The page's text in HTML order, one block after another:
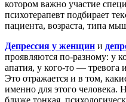
котором важно участие
психотерапевт подбирает
пациента, возраста, типа
Депрессия у женщин и
проявляются по-разному: у
апатия, у кого-то — тревога
Это отражается и в том,
именно для этого человека.